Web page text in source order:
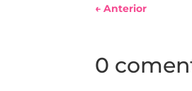
←Anterior
0